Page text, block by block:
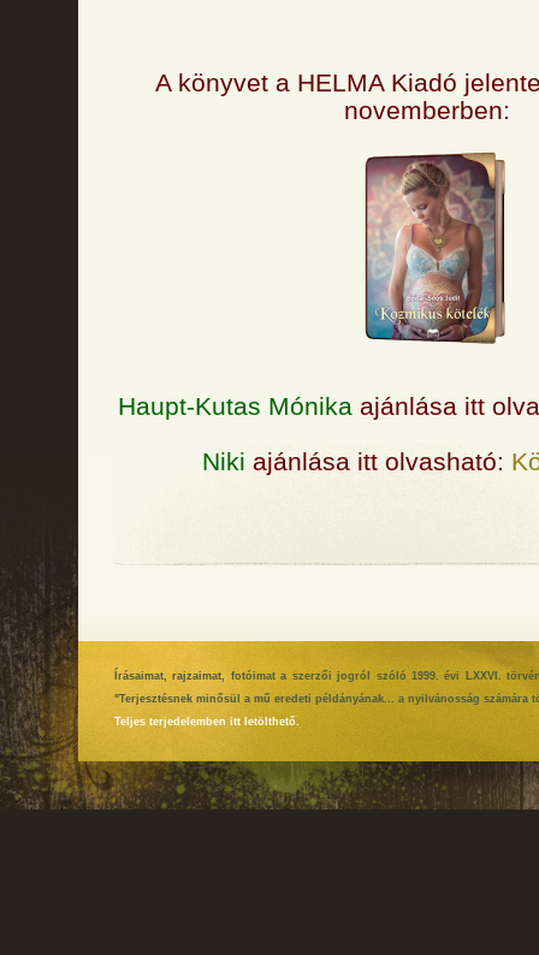
A könyvet a HELMA Kiadó
novemberben:
Haupt-Kutas Mónikaajánlása itt
Niki ajánlása itt olvasható:
Írásaimat, rajzaimat, fotóimat a szerzői jogról szóló 1999. évi LXXVI.
"Terjesztésnek minősül a mű eredeti példányának... a nyilvánosság
Teljes terjedelemben itt letölthető.